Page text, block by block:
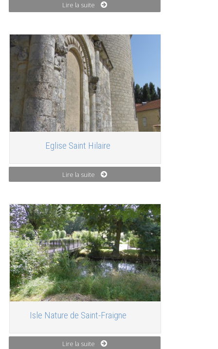
Lire la suite
Eglise Saint Hilaire
Lire la suite
Isle Nature de Saint-Fraigne
Lire la suite